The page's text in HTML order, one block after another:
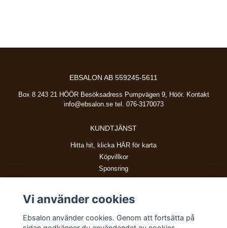
EBSALON AB 559245-5611
Box 8 243 21 HÖÖR Besöksadress Pumpvägen 9, Höör. Kontakt
info@ebsalon.setel. 076-3170073
KUNDTJÄNST
Hitta hit, klicka HÄR för karta
Köpvillkor
Sponsring
BETALSÄTT
Vi använder cookies
Ebsalon använder cookies. Genom att fortsätta på